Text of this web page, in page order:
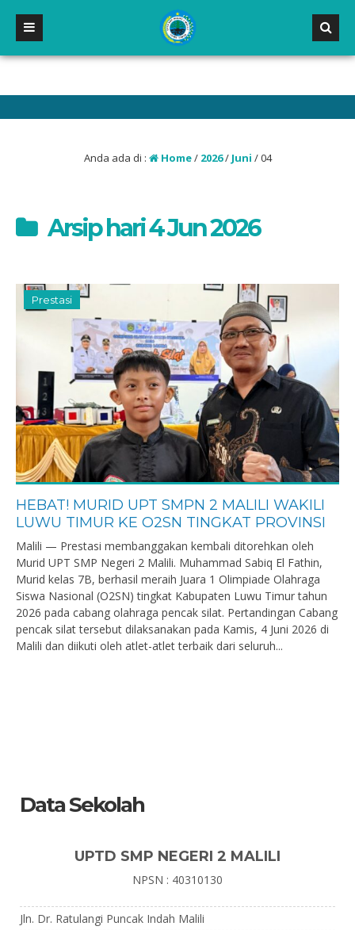
NEGERI 2 MALILI
Anda ada di : Home/ 2026/ Juni /04
Arsip hari 4 Jun 2026
Prestasi
HEBAT! MURID UPT SMPN 2 MALILI WAKILI
LUWU TIMUR KE O2SN TINGKAT PROVINSI
Malili — Prestasi membanggakan kembali ditorehkan oleh
Murid UPT SMP Negeri 2 Malili. Muhammad Sabiq El Fathin,
Murid kelas 7B, berhasil meraih Juara 1 Olimpiade Olahraga
Siswa Nasional (O2SN) tingkat Kabupaten Luwu Timur tahun
2026 pada cabang olahraga pencak silat. Pertandingan Cabang
pencak silat tersebut dilaksanakan pada Kamis, 4 Juni 2026 di
Malili dan diikuti oleh atlet-atlet terbaik dari seluruh...
Data Sekolah
UPTD SMP NEGERI 2 MALILI
NPSN : 40310130
Jln. Dr. Ratulangi Puncak Indah Malili